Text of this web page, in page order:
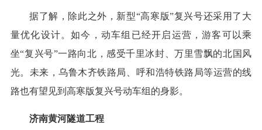
据了解，除此之外，新型“高寒版”复兴号还采用了大
量优化设计。如今，动车组已经开启运营，游客可以乘
坐“复兴号”一路向北，感受千里冰封、万里雪飘的北国风
光。未来，乌鲁木齐铁路局、呼和浩特铁路局等运营的线
路也有望见到高寒版复兴号动车组的身影。
济南黄河隧道工程